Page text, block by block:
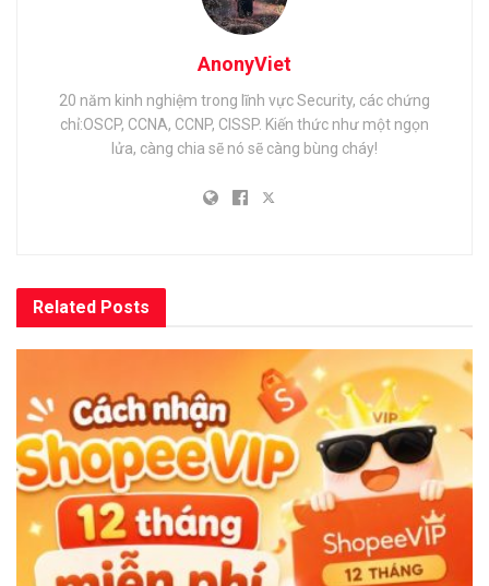
AnonyViet
20 năm kinh nghiệm trong lĩnh vực Security, các chứng
chỉ:OSCP, CCNA, CCNP, CISSP. Kiến thức như một ngọn
lửa, càng chia sẽ nó sẽ càng bùng cháy!
Related Posts